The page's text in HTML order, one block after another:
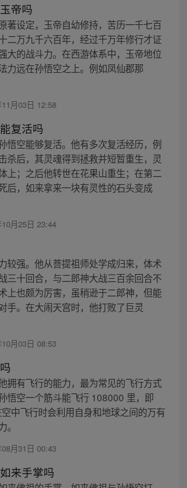
帝吗
著设定，玉帝自幼修持，苦历一千七百
二万九千六百年，经过千万年修行才证
大的战斗力。在西游体系中，玉帝地位
力远在孙悟空之上。例如凤仙郡那
11月03日 12:58
复活吗
悟空能够复活。他有多次复活经历，例
杀后，其灵魂得到拯救并短暂重生，灵
上；之后他转世在花果山重生；在第二
后，如来拿来一块有灵性的石头变成
10月25日 23:44
较强。他从菩提祖师处学成归来，体术
三十回合，与二郎神大战三百余回合不
上也颇为厉害，虽稍逊于二郎神，但能
手。在大闹天宫时，他打败了巨灵
月03日 08:53
拥有飞行的能力，最为常见的飞行方式
悟空一个筋斗能飞行 108000 里，即
中飞行时会利用自身和地球之间的万有
月31日 00:43
来手掌吗